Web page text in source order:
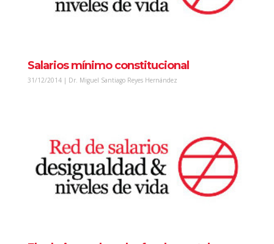
Salarios mínimo constitucional
31/12/2014 | Dr. Miguel Santiago Reyes Hernández